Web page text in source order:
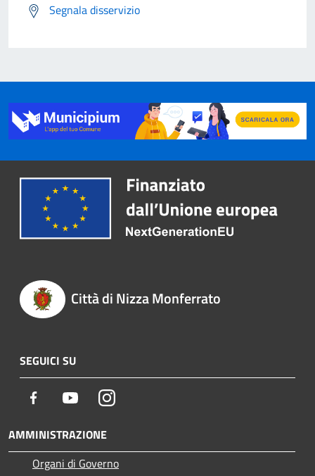
Segnala disservizio
Città di Nizza Monferrato
SEGUICI SU
Facebook YoutubeInstagram
AMMINISTRAZIONE
Organi di Governo